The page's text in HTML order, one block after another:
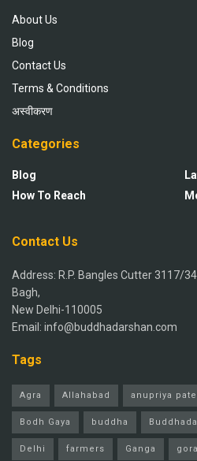
About Us
Blog
Contact Us
Terms & Conditions
अस्वीकरण
Categories
Blog
How To Reach
Contact Us
Address: R.P. Bangles Cutter 3117/
Bagh,
New Delhi-110005
Email: info@buddhadarshan.com
Tags
Agra Allahabad anupriya patel
Bodh Gaya buddha
Delhi farmers Ganga